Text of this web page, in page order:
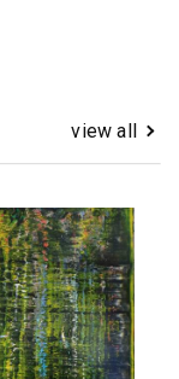
view all